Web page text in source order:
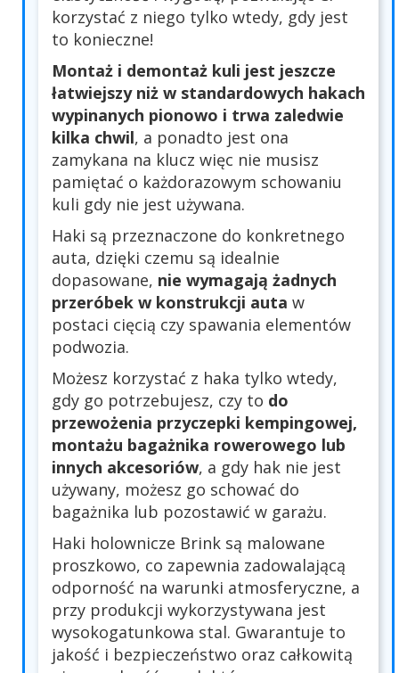
korzystać z niego tylko wtedy, gdy jest
to konieczne!
Montaż i demontaż kuli jest jeszcze
łatwiejszy niż w standardowych hakach
wypinanych pionowo i trwa zaledwie
kilka chwil, a ponadto jest ona
zamykana na klucz więc nie musisz
pamiętać o każdorazowym schowaniu
kuli gdy nie jest używana.
Haki są przeznaczone do konkretnego
auta, dzięki czemu są idealnie
dopasowane, nie wymagają żadnych
przeróbek w konstrukcji auta w
postaci cięcią czy spawania elementów
podwozia.
Możesz korzystać z haka tylko wtedy,
gdy go potrzebujesz, czy to do
przewożenia przyczepki kempingowej,
montażu bagażnika rowerowego lub
innych akcesoriów, a gdy hak nie jest
używany, możesz go schować do
bagażnika lub pozostawić w garażu.
Haki holownicze Brink są malowane
proszkowo, co zapewnia zadowalającą
odporność na warunki atmosferyczne, a
przy produkcji wykorzystywana jest
wysokogatunkowa stal. Gwarantuje to
jakość i bezpieczeństwo oraz całkowitą